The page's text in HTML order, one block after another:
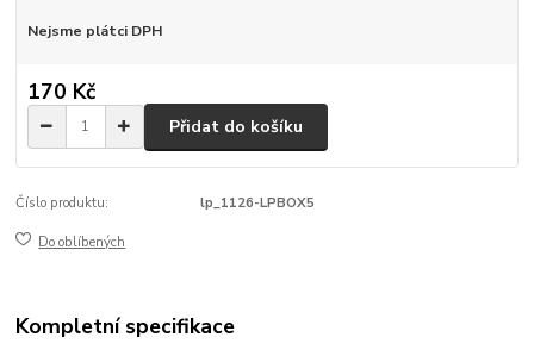
Nejsme plátci DPH
170 Kč
Přidat do košíku
Číslo produktu: lp_1126-LPBOX5
Do oblíbených
Kompletní specifikace